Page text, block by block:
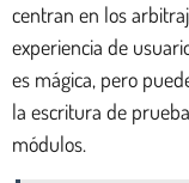
centran en los
experiencia de
es mágica, pero
la escritura de
módulos.